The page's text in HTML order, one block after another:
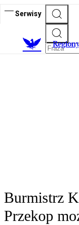
Serwisy
R
Burmistrz
Przekop